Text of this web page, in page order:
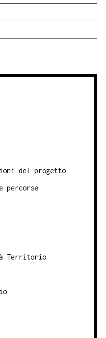
del progetto
percorse
Territorio